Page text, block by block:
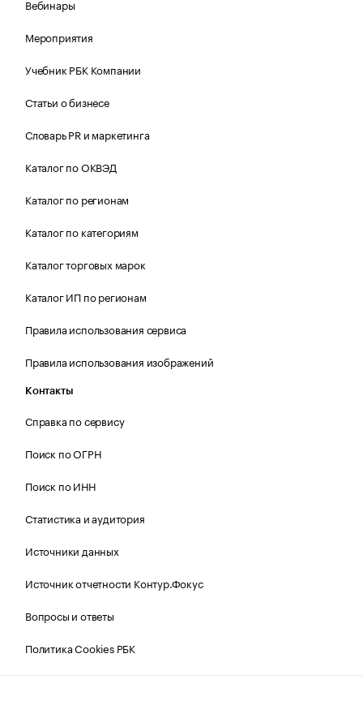
Вебинары
Мероприятия
Учебник РБК Компании
Статьи о бизнесе
Словарь PR и маркетинга
Каталог по ОКВЭД
Каталог по регионам
Каталог по категориям
Каталог торговых марок
Каталог ИП по регионам
Правила использования сервиса
Правила использования изображений
Контакты
Справка по сервису
Поиск по ОГРН
Поиск по ИНН
Статистика и аудитория
Источники данных
Источник отчетности Контур.Фокус
Вопросы и ответы
Политика Cookies РБК